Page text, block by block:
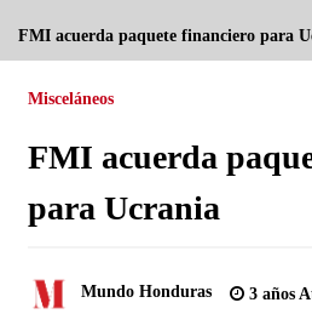
FMI acuerda paquete financiero para
Misceláneos
FMI acuerda
para Ucrania
Mundo Honduras 3 años